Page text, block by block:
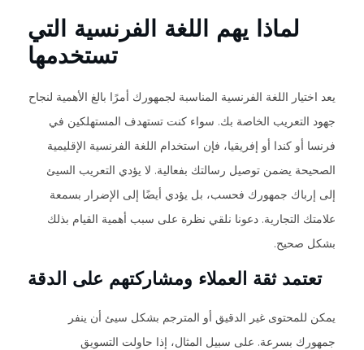
لماذا يهم اللغة الفرنسية التي
تستخدمها
يعد اختيار اللغة الفرنسية المناسبة لجمهورك أمرًا بالغ الأهمية لنجاح
جهود التعريب الخاصة بك. سواء كنت تستهدف المستهلكين في
فرنسا أو كندا أو إفريقيا، فإن استخدام اللغة الفرنسية الإقليمية
الصحيحة يضمن توصيل رسالتك بفعالية. لا يؤدي التعريب السيئ
إلى إرباك جمهورك فحسب، بل يؤدي أيضًا إلى الإضرار بسمعة
علامتك التجارية. دعونا نلقي نظرة على سبب أهمية القيام بذلك
بشكل صحيح.
تعتمد ثقة العملاء ومشاركتهم على الدقة
يمكن للمحتوى غير الدقيق أو المترجم بشكل سيئ أن ينفر
جمهورك بسرعة. على سبيل المثال، إذا حاولت التسويق